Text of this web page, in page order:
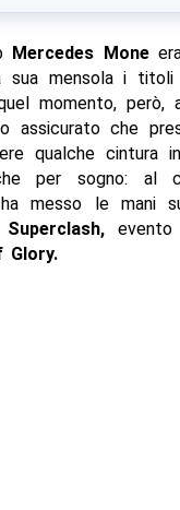
Mercedes Mone
sua mensola i titoli
momento, però,
assicurato che
qualche cintura
per sogno: al
messo le mani
Superclash, evento
Glory.